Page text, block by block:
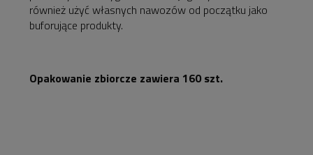
również użyć własnych nawozów od początku jako
buforujące produkty.
Opakowanie zbiorcze zawiera 160 szt.